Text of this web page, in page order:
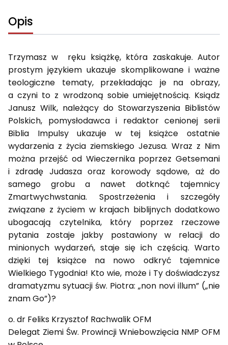
Opis
Trzymasz w ręku książkę, która zaskakuje. Autor
prostym językiem ukazuje skomplikowane i ważne
teologiczne tematy, przekładając je na obrazy,
a czyni to z wrodzoną sobie umiejętnością. Ksiądz
Janusz Wilk, należący do Stowarzyszenia Biblistów
Polskich, pomysłodawca i redaktor cenionej serii
Biblia Impulsy ukazuje w tej książce ostatnie
wydarzenia z życia ziemskiego Jezusa. Wraz z Nim
można przejść od Wieczernika poprzez Getsemani
i zdradę Judasza oraz korowody sądowe, aż do
samego grobu a nawet dotknąć tajemnicy
Zmartwychwstania. Spostrzeżenia i szczegóły
związane z życiem w krajach biblijnych dodatkowo
ubogacają czytelnika, który poprzez rzeczowe
pytania zostaje jakby postawiony w relacji do
minionych wydarzeń, staje się ich częścią. Warto
dzięki tej książce na nowo odkryć tajemnice
Wielkiego Tygodnia! Kto wie, może i Ty doświadczysz
dramatyzmu sytuacji św. Piotra: „non novi illum” („nie
znam Go”)?
o. dr Feliks Krzysztof Rachwalik OFM
Delegat Ziemi Św. Prowincji Wniebowzięcia NMP OFM